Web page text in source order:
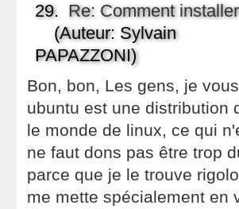
29. Re: Comment
(Auteur: Sylvain
PAPAZZONI)
Bon, bon, Les gens, je
ubuntu est une distribution
le monde de linux, ce qui
ne faut dons pas être trop
parce que je le trouve
me mette spécialement en